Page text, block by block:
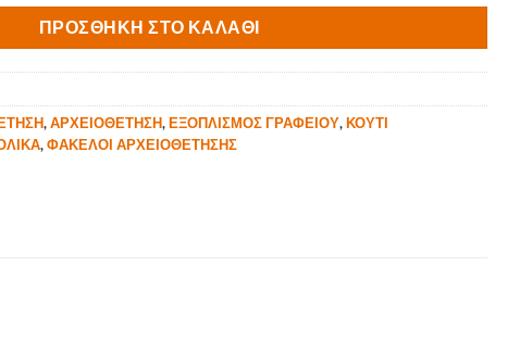
ΠΡΟΣΘΉΚΗ ΣΤΟ ΚΑΛΆΘΙ
,ΑΡΧΕΙΟΘΕΤΗΣΗ,ΕΞΟΠΛΙΣΜΟΣ ΓΡΑΦΕΙΟΥ,ΚΟΥΤΙ
,ΦΑΚΕΛΟΙ ΑΡΧΕΙΟΘΕΤΗΣΗΣ